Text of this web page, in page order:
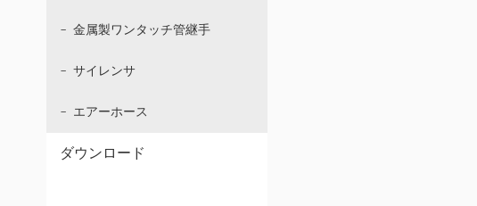
金属製ワンタッチ管継手
サイレンサ
エアーホース
ダウンロード